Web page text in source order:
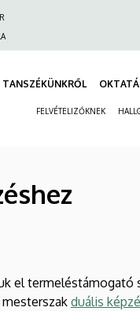
TANSZÉKÜNKRŐL
FELVÉTELIZŐKNEK
el termeléstámogató
duális